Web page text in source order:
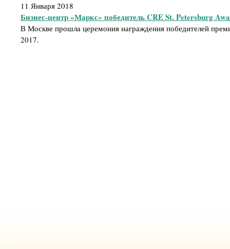
11 Января 2018
Бизнес-центр «Маркс» победитель CRE St. Petersburg
В Москве прошла церемония награждения победителей
2017.